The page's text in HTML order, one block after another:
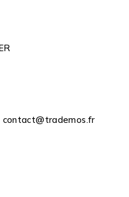
contact@trademos.fr